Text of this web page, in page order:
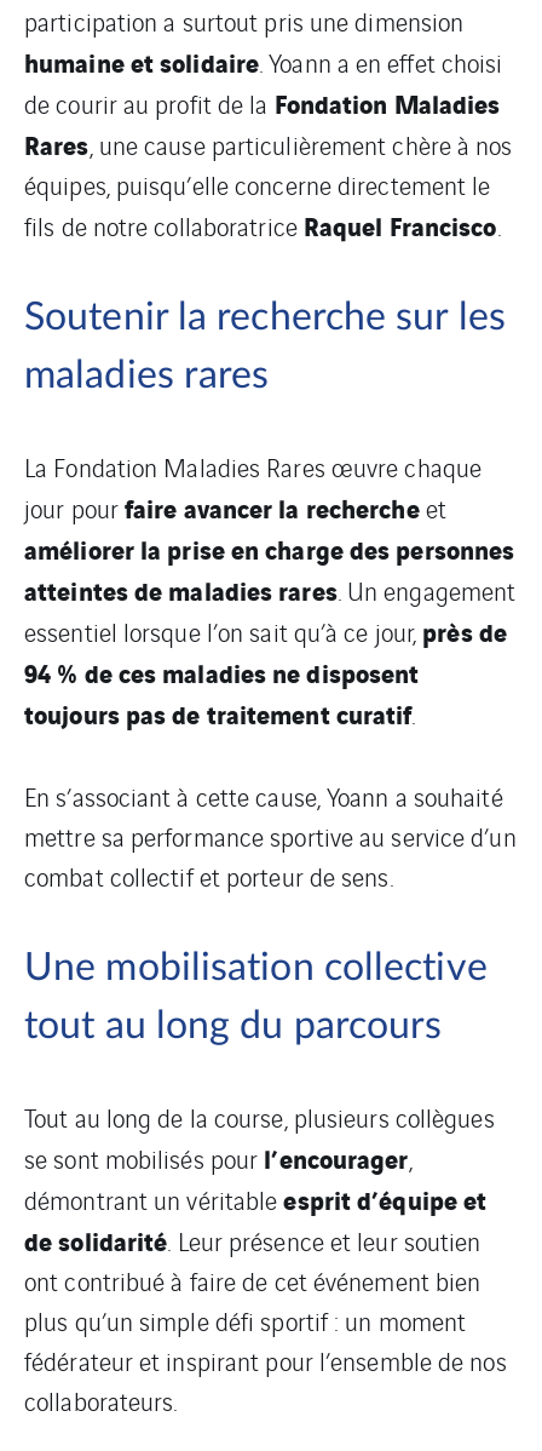
participation a surtout pris une dimension
humaine et solidaire. Yoann a en effet choisi
de courir au profit de la Fondation Maladies
Rares, une cause particulièrement chère à nos
équipes, puisqu’elle concerne directement le
fils de notre collaboratrice Raquel Francisco.
Soutenir la recherche sur les
maladies rares
La Fondation Maladies Rares œuvre chaque
jour pourfaire avancer la rechercheet
améliorer la prise en charge des personnes
atteintes de maladies rares. Un engagement
essentiel lorsque l’on sait qu’à ce jour, près de
94 % de ces maladies ne disposent
toujours pas de traitement curatif.
En s’associant à cette cause, Yoann a souhaité
mettre sa performance sportive au service d’un
combat collectif et porteur de sens.
Une mobilisation collective
tout au long du parcours
Tout au long de la course, plusieurs collègues
se sont mobilisés pour l’encourager,
démontrant un véritableesprit d’équipe et
de solidarité. Leur présence et leur soutien
ont contribué à faire de cet événement bien
plus qu’un simple défi sportif : un moment
fédérateur et inspirant pour l’ensemble de nos
collaborateurs.